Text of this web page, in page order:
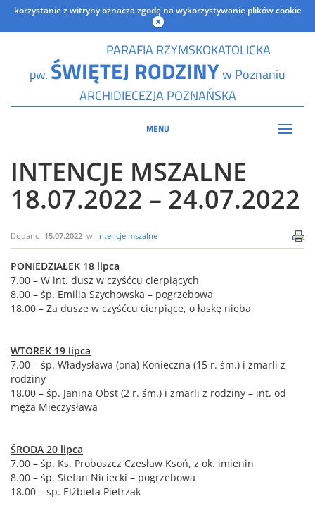
korzystanie z witryny oznacza zgodę na wykorzystywanie plików cookie
PARAFIA RZYMSKOKATOLICKA
pw. ŚWIĘTEJ RODZINYw Poznaniu
ARCHIDIECEZJA POZNAŃSKA
MENU
INTENCJE MSZALNE
18.07.2022 – 24.07.2022
Dodano: 15.07.2022 w: Intencje mszalne
PONIEDZIAŁEK 18 lipca
7.00 – W int. dusz w czyśćcu cierpiących
8.00 – śp. Emilia Szychowska – pogrzebowa
18.00 – Za dusze w czyśćcu cierpiące, o łaskę nieba
WTOREK 19 lipca
7.00 – śp. Władysława (ona) Konieczna (15 r. śm.) i zmarli z
rodziny
18.00 – śp. Janina Obst (2 r. śm.) i zmarli z rodziny – int. od
męża Mieczysława
ŚRODA 20 lipca
7.00 – śp. Ks. Proboszcz Czesław Ksoń, z ok. imienin
8.00 – śp. Stefan Niciecki – pogrzebowa
18.00 – śp. Elżbieta Pietrzak